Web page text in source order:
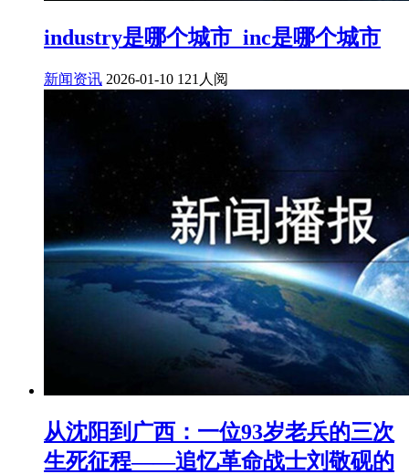
industry是哪个城市_inc是哪个城市
新闻资讯 2026-01-10 121人阅
从沈阳到广西：一位93岁老兵的三次
生死征程——追忆革命战士刘敬砚的